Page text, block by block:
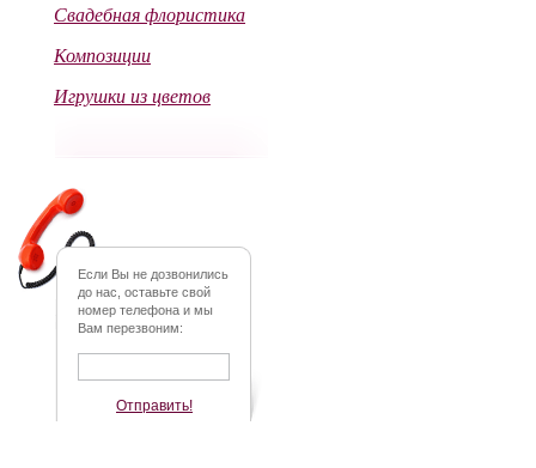
Свадебная флористика
Композиции
Игрушки из цветов
Если Вы не дозвонились
до нас, оставьте свой
номер телефона и мы
Вам перезвоним:
Отправить!